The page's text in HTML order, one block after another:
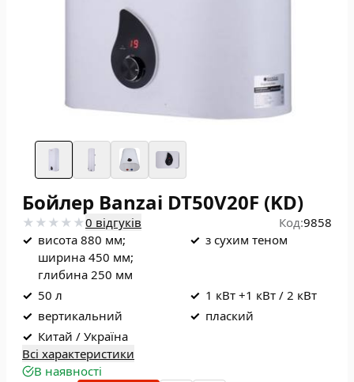
Бойлер Banzai DT50V20F (KD)
0 відгуків Код:9858
✓ висота 880 мм;
ширина 450 мм;
глибина 250 мм
✓ з сухим теном
✓ 50 л ✓ 1 кВт +1 кВт / 2 кВт
✓ вертикальний ✓ плаский
✓ Китай / Україна
Всі характеристики
В наявності